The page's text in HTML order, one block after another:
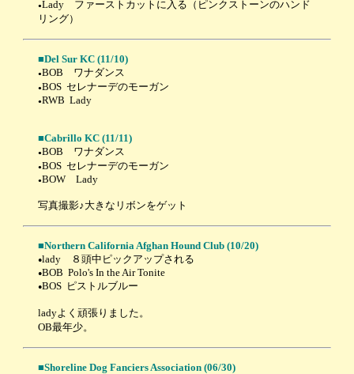
●Lady ファーストカットに入る（ピンクストーンのハンド
リング）
■Del Sur KC (11/10)
●BOB ワナダンス
●BOS セレナーデのモーガン
●RWB Lady
■Cabrillo KC (11/11)
●BOB ワナダンス
●BOS セレナーデのモーガン
●BOW Lady
写真撮影♪大きなリボンをゲット
■Northern California Afghan Hound Club (10/20)
●lady ８頭中ピックアップされる
●BOB Polo's In the Air Tonite
●BOS ピストルブルー
ladyよく頑張りました。
OB最年少。
■Shoreline Dog Fanciers Association (06/30)